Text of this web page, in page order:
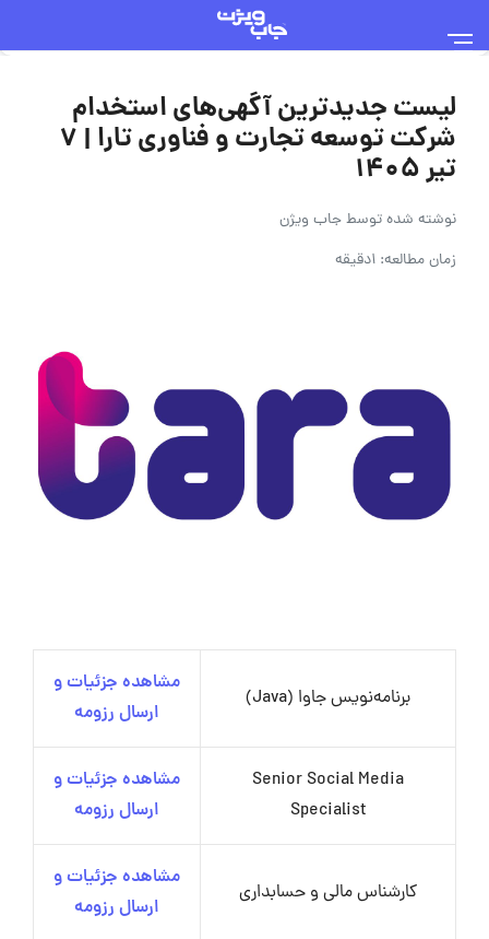
لیست جدیدترین آگهی‌های استخدام
شرکت توسعه تجارت و فناوری تارا | ۷
تیر ۱۴۰۵
نوشته شده توسطجاب ویژن
زمان مطالعه: 1دقیقه
برنامه‌نویس جاوا (Java)
مشاهده جزئیات و
ارسال رزومه
Senior Social Media
Specialist
مشاهده جزئیات و
ارسال رزومه
کارشناس مالی و حسابداری
مشاهده جزئیات و
ارسال رزومه